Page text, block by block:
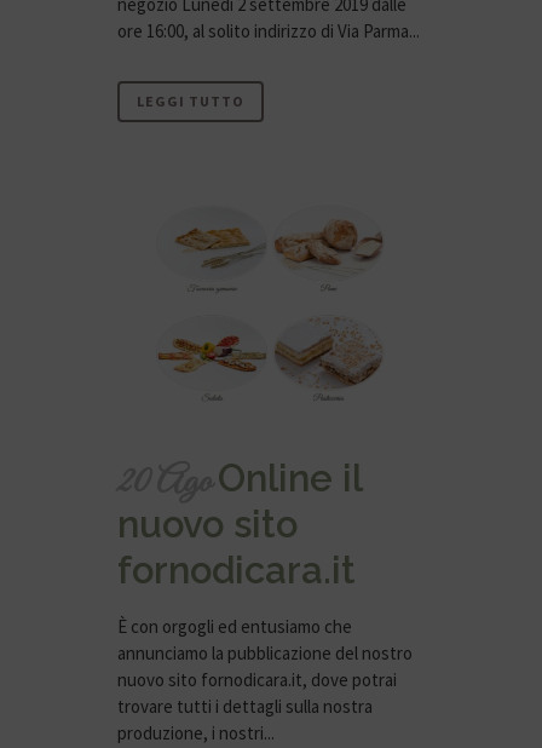
ore 16:00, al solito indirizzo di Via Parma...
LEGGI TUTTO
Online il
nuovo sito
fornodicara.it
È con orgogli ed entusiamo che
annunciamo la pubblicazione del nostro
nuovo sito fornodicara.it, dove potrai
trovare tutti i dettagli sulla nostra
produzione, i nostri...